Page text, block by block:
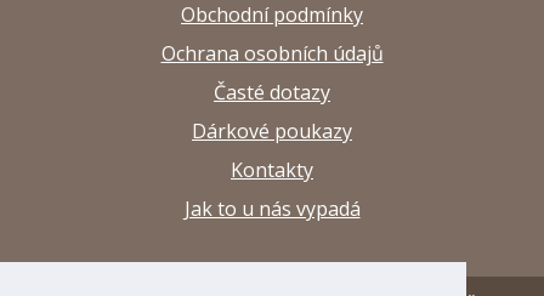
Obchodní podmínky
Ochrana osobních údajů
Časté dotazy
Dárkové poukazy
Kontakty
Jak to u nás vypadá